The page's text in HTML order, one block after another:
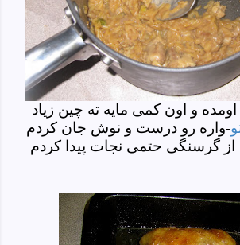
اومده و اون کمی مایه ته چین زیاد
-واره رو درست و نوش جان کردم
از گرسنگی حتمی نجات پیدا کردم